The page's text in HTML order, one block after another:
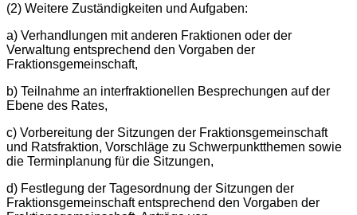
(2) Weitere Zuständigkeiten und Aufgaben:
a) Verhandlungen mit anderen Fraktionen oder der
Verwaltung entsprechend den Vorgaben der
Fraktionsgemeinschaft,
b) Teilnahme an interfraktionellen Besprechungen auf der
Ebene des Rates,
c) Vorbereitung der Sitzungen der Fraktionsgemeinschaft
und Ratsfraktion, Vorschläge zu Schwerpunktthemen sowie
die Terminplanung für die Sitzungen,
d) Festlegung der Tagesordnung der Sitzungen der
Fraktionsgemeinschaft entsprechend den Vorgaben der